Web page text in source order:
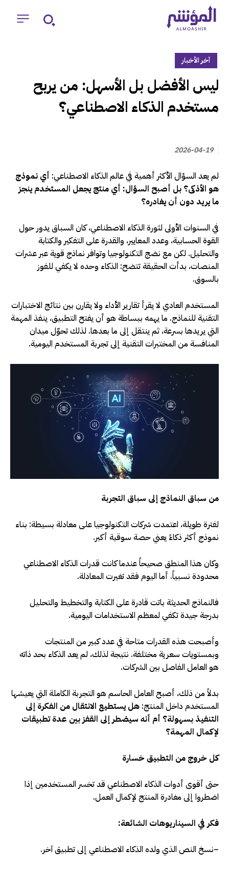
آخر الأخبار
‏ليس الأفضل بل الأسهل: من يربح
مستخدم الذكاء الاصطناعي؟
2026-04-19
لم يعد السؤال الأكثر أهمية في عالم الذكاء الاصطناعي: أي نموذج
هو الأذكى؟ بل أصبح السؤال: أي منتج يجعل المستخدم ينجز
ما يريد دون أن يغادره؟
في السنوات الأولى لثورة الذكاء الاصطناعي، كان السباق يدور حول
القوة الحسابية، وعدد المعايير، والقدرة على التفكير والكتابة
والتحليل. لكن مع نضج التكنولوجيا وتوافر نماذج قوية عبر عشرات
المنصات، بدأت الحقيقة تتضح: الذكاء وحده لا يكفي للفوز
بالسوق.
المستخدم العادي لا يقرأ تقارير الأداء ولا يقارن بين نتائج الاختبارات
التقنية للنماذج. ما يهمه ببساطة هو أن يفتح التطبيق، ينفذ المهمة
التي يريدها بسرعة، ثم ينتقل إلى ما بعدها. لذلك تحوّل ميدان
المنافسة من المختبرات التقنية إلى تجربة المستخدم اليومية.
من سباق النماذج إلى سباق التجربة
لفترة طويلة، اعتمدت شركات التكنولوجيا على معادلة بسيطة: بناء
نموذج أكثر ذكاءً يعني حصة سوقية أكبر.
وكان هذا المنطق صحيحاً عندما كانت قدرات الذكاء الاصطناعي
محدودة نسبياً. أما اليوم فقد تغيرت المعادلة.
فالنماذج الحديثة باتت قادرة على الكتابة والتخطيط والتحليل
بدرجة جيدة تكفي لمعظم الاستخدامات اليومية.
وأصبحت هذه القدرات متاحة في عدد كبير من المنتجات
وبمستويات سعرية مختلفة. نتيجة لذلك، لم يعد الذكاء بحد ذاته
هو العامل الفاصل بين الشركات.
بدلاً من ذلك، أصبح العامل الحاسم هو التجربة الكاملة التي يعيشها
المستخدم داخل المنتج: هل يستطيع الانتقال من الفكرة إلى
التنفيذ بسهولة؟ أم أنه سيضطر إلى القفز بين عدة تطبيقات
لإكمال المهمة؟
كل خروج من التطبيق خسارة
حتى أقوى أدوات الذكاء الاصطناعي قد تخسر المستخدمين إذا
اضطروا إلى مغادرة المنتج لإكمال العمل.
فكر في السيناريوهات الشائعة:
–نسخ النص الذي ولده الذكاء الاصطناعي إلى تطبيق آخر.